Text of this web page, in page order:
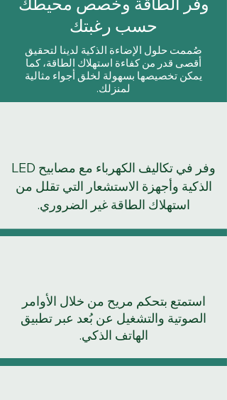
حسب رغبتك
صُممت حلول الإضاءة الذكية لدينا لتحقيق
أقصى قدر من كفاءة استهلاك الطاقة، كما
يمكن تخصيصها بسهولة لخلق أجواء مثالية
لمنزلك.
وفر في تكاليف الكهرباء مع مصابيح LED
الذكية وأجهزة الاستشعار التي تقلل من
استهلاك الطاقة غير الضروري.
استمتع بتحكم مريح من خلال الأوامر
الصوتية والتشغيل عن بُعد عبر تطبيق
الهاتف الذكي.